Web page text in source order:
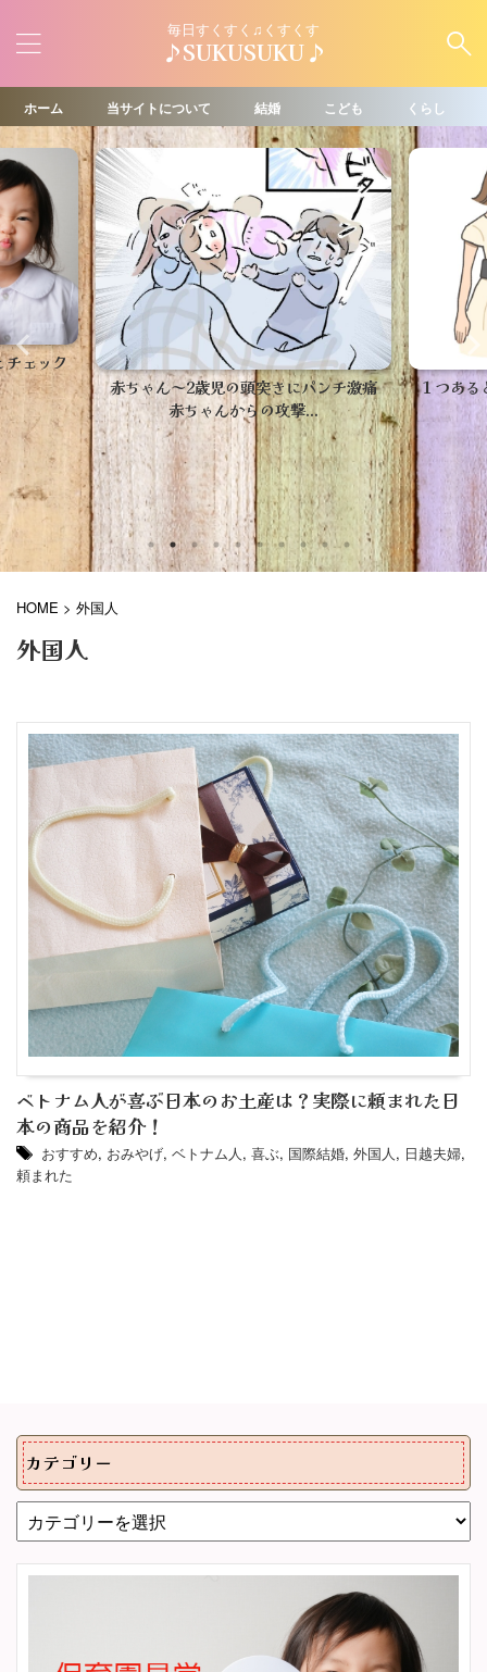
毎日すくすく♫くすくす
♪SUKUSUKU♪
ホーム 当サイトについて 結婚 こども くらし
ェック
赤ちゃん～2歳児の頭突きにパンチ激痛
赤ちゃんからの攻撃...
１つある
HOME > 外国人
外国人
ベトナム人が喜ぶ日本のお土産は？実際に頼まれた日
本の商品を紹介！
おすすめ, おみやげ, ベトナム人, 喜ぶ, 国際結婚, 外国人, 日越夫婦,
頼まれた
カテゴリー